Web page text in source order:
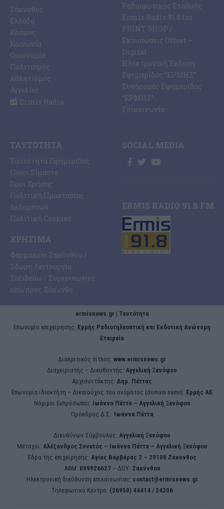
Ζάκυνθος
Ελλάδα
Κόσμος
Κοινωνία
Οικονομία
Πολιτισμός
Αθλητισμός
Αγγελίες
Ermis Radio
Ραδιοφωνικός Σταθμός
Ermis Radio 91.8 fm
PRINT SHOP /
Εκτυπώσεις Offset –
Digital
Ηλεκτρονική Έκδοση
Εφημερίδας “ΕΡΜΗΣ”
Συνδρομές Εφημερίδας
“ΕΡΜΗΣ”
Επικοινωνία
ΤΑΥΤΌΤΗΤΑ
Ταυτότητα Εφημερίδας
Ποιοι Είμαστε
Όροι Χρήσης
Πολιτική Προστασίας
Δεδομένων
Πολιτική Cookies
ΧΡΉΣΙΜΑ
Φαρμακεία Ζακύνθου /
24ωρη Λειτουργία
Ταξιδεύω / Συγκοινωνίες
από/προς Ζάκυνθο
SOCIAL MEDIA
ERMIS RADIO 91.8 FM
ermisnews.gr | Ταυτότητα
Eπωνυμία επιχείρησης: Ερμής Ραδιοτηλεοπτική και Εκδοτική Ανώνυμη
Εταιρεία
Διακριτικός τίτλος: www.ermisnews.gr
Διαχειριστής – Διευθυντής: Αγγελική Ξενόφου
Αρχισυντάκτης: Δημ. Πέττας
Επωνυμία ιδιοκτήτη – Δικαιούχος του ονόματος (domain name): Ερμής ΑΕ
Νόμιμοι Εκπρόσωποι: Iωάννα Πέττα – Αγγελική Ξενόφου
Πρόεδρος Δ.Σ.: Iωάννα Πέττα
Διευθύνων Σύμβουλος: Αγγελική Ξενόφου
Μέτοχοι: Αλέξανδρος Συνετός – Iωάννα Πέττα – Αγγελική Ξενόφου
Έδρα της επιχείρησης: Aγίας Βαρβάρας 2 – 29100 Ζάκυνθος
ΑΦΜ: 099926627– ΔΟΥ: Ζακύνθου
Ηλεκτρονική διεύθυνση επικοινωνίας: contact@ermisnews.gr
Tηλεφωνικό Κέντρο: (26950) 44414 / 24206